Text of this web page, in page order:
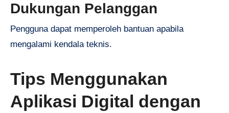
Dukungan Pelanggan
Pengguna dapat memperoleh bantuan apabila
mengalami kendala teknis.
Tips Menggunakan
Aplikasi Digital dengan